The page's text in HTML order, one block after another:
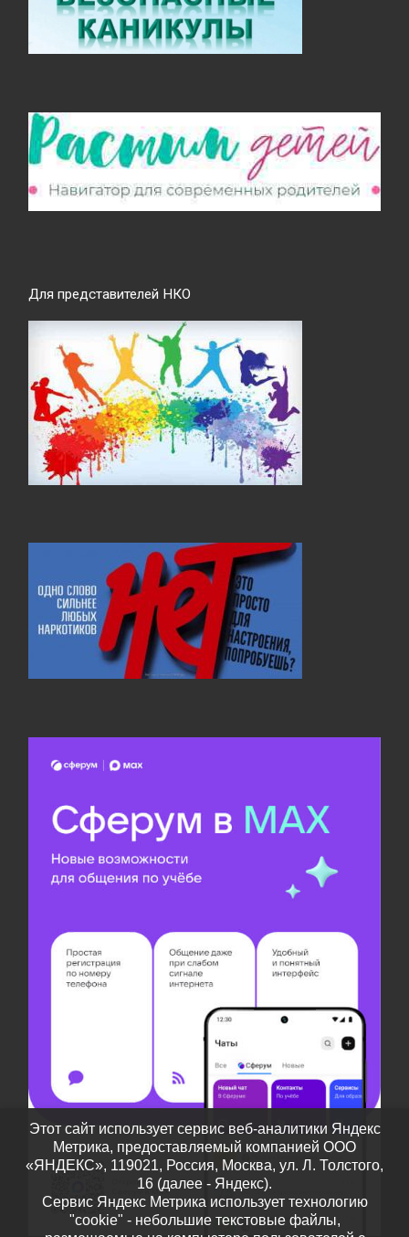
Для представителей НКО
Этот сайт использует сервис веб-аналитики Яндекс
Метрика, предоставляемый компанией ООО
«ЯНДЕКС», 119021, Россия, Москва, ул. Л. Толстого,
16 (далее - Яндекс).
Сервис Яндекс Метрика использует технологию
"cookie" - небольшие текстовые файлы,